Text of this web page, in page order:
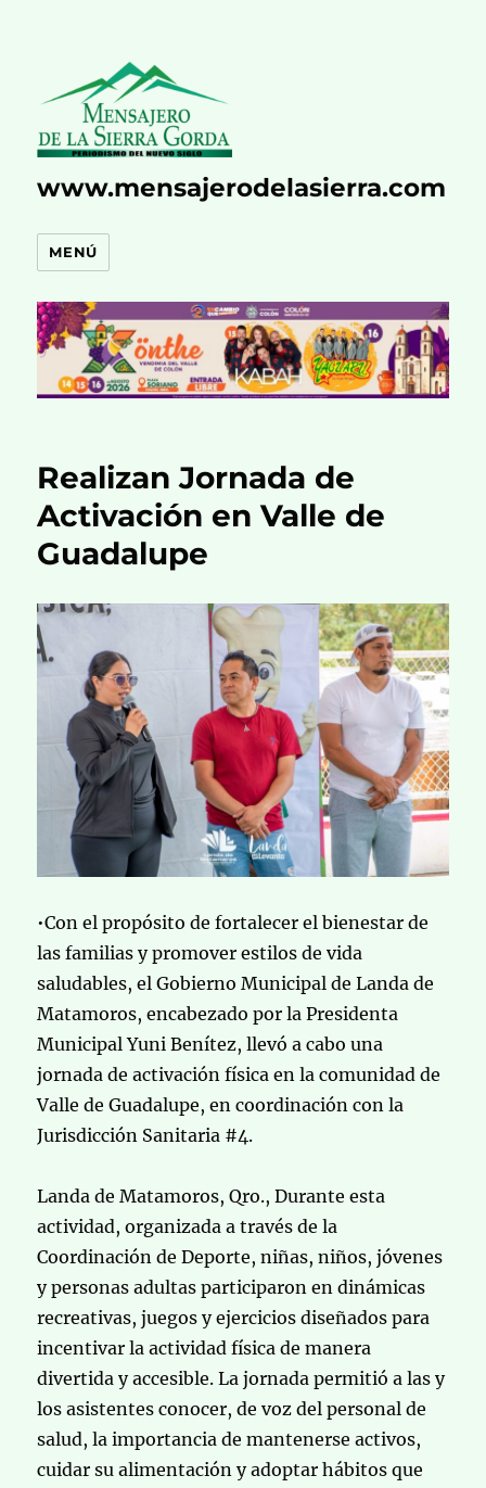
www.mensajerodelasierra.com
MENÚ
Realizan Jornada de
Activación en Valle de
Guadalupe
•Con el propósito de fortalecer el bienestar de
las familias y promover estilos de vida
saludables, el Gobierno Municipal de Landa de
Matamoros, encabezado por la Presidenta
Municipal Yuni Benítez, llevó a cabo una
jornada de activación física en la comunidad de
Valle de Guadalupe, en coordinación con la
Jurisdicción Sanitaria #4.
Landa de Matamoros, Qro., Durante esta
actividad, organizada a través de la
Coordinación de Deporte, niñas, niños, jóvenes
y personas adultas participaron en dinámicas
recreativas, juegos y ejercicios diseñados para
incentivar la actividad física de manera
divertida y accesible. La jornada permitió a las y
los asistentes conocer, de voz del personal de
salud, la importancia de mantenerse activos,
cuidar su alimentación y adoptar hábitos que